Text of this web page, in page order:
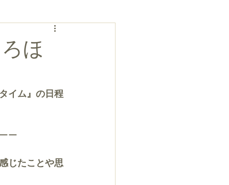
ほ
イム』の日程
ー
じたことや思